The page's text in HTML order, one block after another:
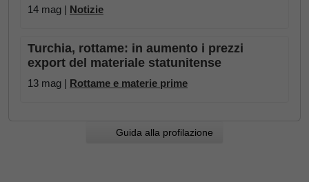
14 mag | Notizie
Turchia, rottame: in aumento i prezzi
export del materiale statunitense
13 mag | Rottame e materie prime
Guida alla profilazione